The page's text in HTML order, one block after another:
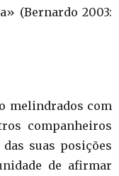
(Bernardo 2003:
melindrados com
companheiros
suas posições
de afirmar